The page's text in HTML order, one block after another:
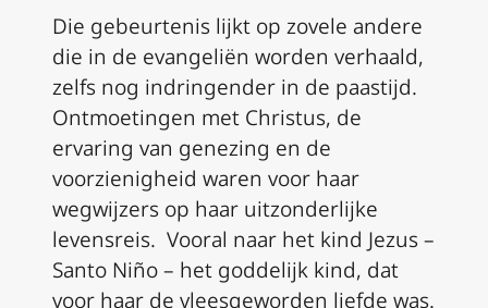
Die gebeurtenis lijkt op zovele andere
die in de evangeliën worden verhaald,
zelfs nog indringender in de paastijd.
Ontmoetingen met Christus, de
ervaring van genezing en de
voorzienigheid waren voor haar
wegwijzers op haar uitzonderlijke
levensreis. Vooral naar het kind Jezus –
Santo Niño– het goddelijk kind, dat
voor haar de vleesgeworden liefde was.